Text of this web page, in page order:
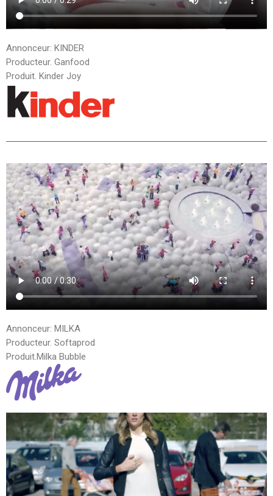
Annonceur: KINDER
Producteur. Ganfood
Produit. Kinder Joy
Annonceur: MILKA
Producteur. Softaprod
Produit.Milka Bubble